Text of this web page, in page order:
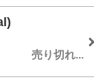
売り切れ...